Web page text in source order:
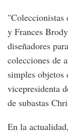
y Frances
diseñadores
colecciones de
simples
vicepresidenta
de subastas
En la